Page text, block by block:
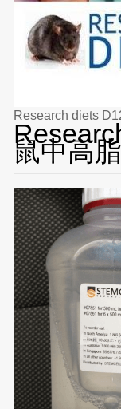
Research diets
鼠中高